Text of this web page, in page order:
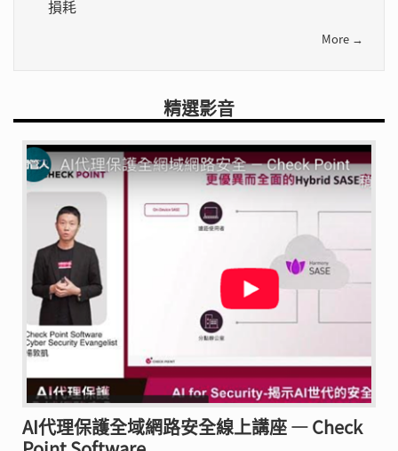
損耗
More →
精選影音
AI代理保護全域網路安全線上講座 — Check